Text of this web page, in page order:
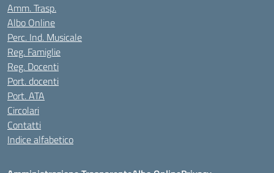
Amm. Trasp.
Albo Online
Perc. Ind. Musicale
Reg. Famiglie
Reg. Docenti
Port. docenti
Port. ATA
Circolari
Contatti
Indice alfabetico